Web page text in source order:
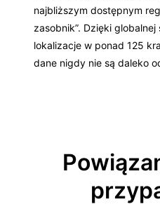
najbliższym dostępnym
zasobnik”. Dzięki
lokalizacje w ponad 125
dane nigdy nie są daleko